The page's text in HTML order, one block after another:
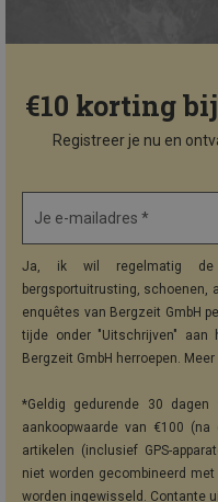
€10 korting
Registreer je nu en
Je e-mailadres *
Ja, ik wil regelmatig de
bergsportuitrusting, schoenen,
enquêtes van Bergzeit GmbH
tijde onder "Uitschrijven"
Bergzeit GmbH herroepen.
*Geldig gedurende 30
aankoopwaarde van €100
artikelen (inclusief GPS-
niet worden gecombineerd
worden ingewisseld. Contante